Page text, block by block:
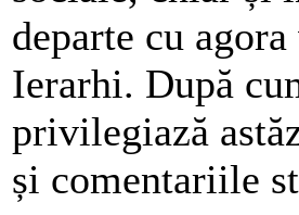
departe cu
Ierarhi. După
privilegiază
și comentariile